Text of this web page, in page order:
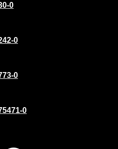
0
0
0
0